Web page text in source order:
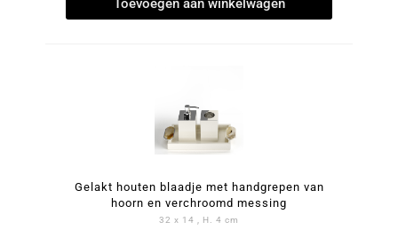
Toevoegen aan winkelwagen
Gelakt houten blaadje met handgrepen van
hoorn en verchroomd messing
32 x 14 , H. 4 cm